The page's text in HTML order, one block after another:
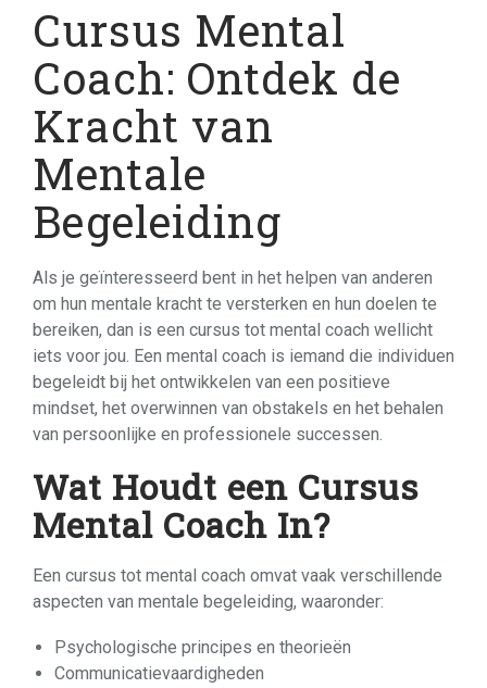
Cursus Mental
Coach: Ontdek de
Kracht van
Mentale
Begeleiding
Als je geïnteresseerd bent in het helpen van anderen
om hun mentale kracht te versterken en hun doelen te
bereiken, dan is een cursus tot mental coach wellicht
iets voor jou. Een mental coach is iemand die individuen
begeleidt bij het ontwikkelen van een positieve
mindset, het overwinnen van obstakels en het behalen
van persoonlijke en professionele successen.
Wat Houdt een Cursus
Mental Coach In?
Een cursus tot mental coach omvat vaak verschillende
aspecten van mentale begeleiding, waaronder:
Psychologische principes en theorieën
Communicatievaardigheden